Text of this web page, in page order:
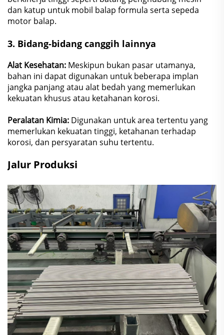
dan katup untuk mobil balap formula serta sepeda
motor balap.
3. Bidang-bidang canggih lainnya
Alat Kesehatan: Meskipun bukan pasar utamanya,
bahan ini dapat digunakan untuk beberapa implan
jangka panjang atau alat bedah yang memerlukan
kekuatan khusus atau ketahanan korosi.
Peralatan Kimia: Digunakan untuk area tertentu yang
memerlukan kekuatan tinggi, ketahanan terhadap
korosi, dan persyaratan suhu tertentu.
Jalur Produksi